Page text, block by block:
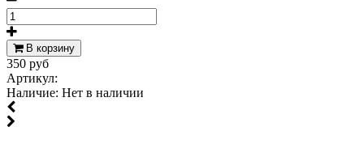
В корзину
350 руб
Артикул:
Наличие: Нет в наличии